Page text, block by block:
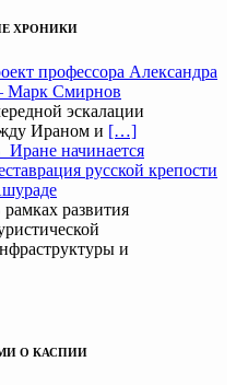
ХРОНИКИ
профессора Александра
Марк Смирнов
эскалации
Ираном и […]
начинается
русской крепости
развития
и
О КАСПИИ